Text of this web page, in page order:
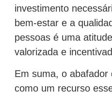
investimento
bem-estar e a
pessoas é uma
valorizada e
Em suma, o
como um recurso